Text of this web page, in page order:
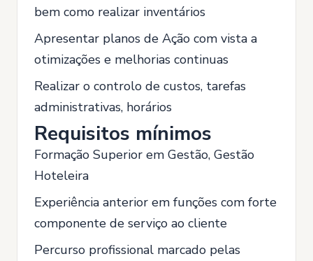
bem como realizar inventários
Apresentar planos de Ação com vista a
otimizações e melhorias continuas
Realizar o controlo de custos, tarefas
administrativas, horários
Requisitos mínimos
Formação Superior em Gestão, Gestão
Hoteleira
Experiência anterior em funções com forte
componente de serviço ao cliente
Percurso profissional marcado pelas